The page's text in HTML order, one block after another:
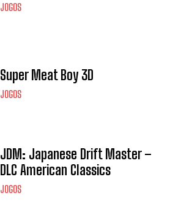
JOGOS
Super Meat Boy 3D
JOGOS
JDM: Japanese Drift Master –
DLC American Classics
JOGOS